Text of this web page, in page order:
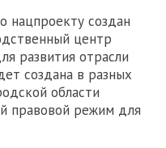
нацпроекту создан
центр
развития отрасли
создана в разных
области
правовой режим для